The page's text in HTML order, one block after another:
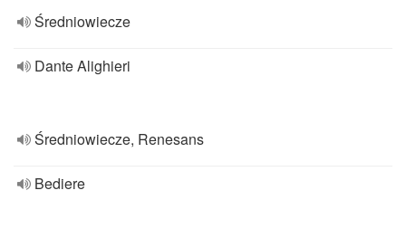
Średniowiecze
Dante Alighieri
Średniowiecze, Renesans
Bediere